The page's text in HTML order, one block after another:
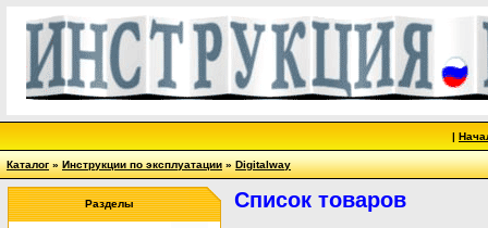
|
Каталог»Инструкции по эксплуатации»Digitalway
Разделы Список товаров